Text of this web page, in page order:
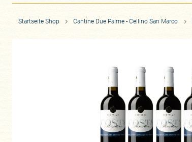
Startseite Shop Cantine Due Palme - Cellino San Marco